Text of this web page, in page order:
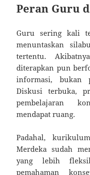
Peran Guru
Guru sering kali
menuntaskan
tertentu.
diterapkan pun
informasi, bukan
Diskusi terbuka,
pembelajaran
mendapat ruang.
Padahal,
Merdeka sudah
yang lebih
pemahaman